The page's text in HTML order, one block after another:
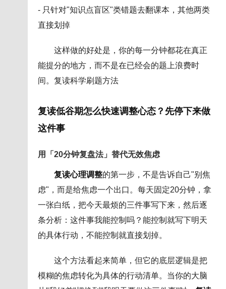
- 只针对"知识点盲区"类错题去翻课本，其他两类
直接划掉
这样做的好处是，你的每一分钟都花在真正
能提分的地方，而不是在已经会的题上浪费时
间。复读科学刷题方法
复读低谷期怎么快速调整心态？先停下来做
这件事
用「20分钟复盘法」替代无效焦虑
复读心理调整的第一步，不是告诉自己"别焦
虑"，而是给焦虑一个出口。每天固定20分钟，拿
一张白纸，把今天最烦的三件事写下来，然后逐
条分析：这件事我能控制吗？能控制就写下明天
的具体行动，不能控制就直接划掉。
这个方法看起来简单，但它的底层逻辑是把
模糊的焦虑转化为具体的行动清单。当你的大脑